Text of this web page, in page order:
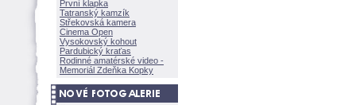
První klapka
Tatranský kamzík
Střekovská kamera
Cinema Open
Vysokovský kohout
Pardubický kraťas
Rodinné amatérské video -
Memoriál Zdeňka Kopky